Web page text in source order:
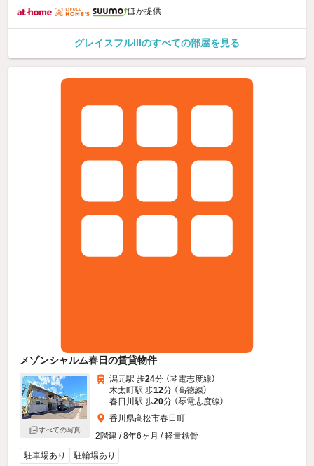
ほか提供
グレイスフルIIIのすべての部屋を見る
メゾンシャルム春日の賃貸物件
すべての写真
潟元駅 歩24分 （琴電志度線）
木太町駅 歩12分 （高徳線）
春日川駅 歩20分 （琴電志度線）
香川県高松市春日町
2階建 / 8年6ヶ月 / 軽量鉄骨
駐車場あり
駐輪場あり